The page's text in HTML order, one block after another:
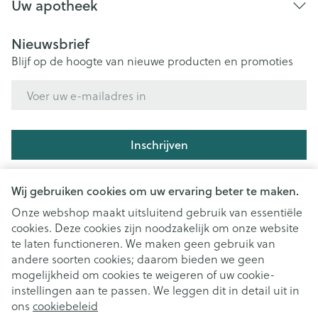
Wij gebruiken cookies om uw ervaring beter te maken.
Onze webshop maakt uitsluitend gebruik van essentiële
cookies. Deze cookies zijn noodzakelijk om onze website
te laten functioneren. We maken geen gebruik van
andere soorten cookies; daarom bieden we geen
mogelijkheid om cookies te weigeren of uw cookie-
instellingen aan te passen. We leggen dit in detail uit in
ons cookiebeleid
Uw apotheek
Nieuwsbrief
Blijf op de hoogte van nieuwe producten en promoties
Inschrijven
nieuwsbrief en gaat u akkoord met onzeprivacy policy.
Juridische links